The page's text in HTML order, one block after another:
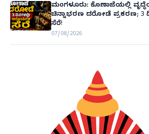
ಮಂಗಳೂರು: ಕೊಣಾಜೆಯಲ್ಲಿ
ಚಿನ್ನಾಭರಣ ದರೋಡೆ ಪ್ರಕರಣ; 3
ಸೆರೆ!
07/08/2026